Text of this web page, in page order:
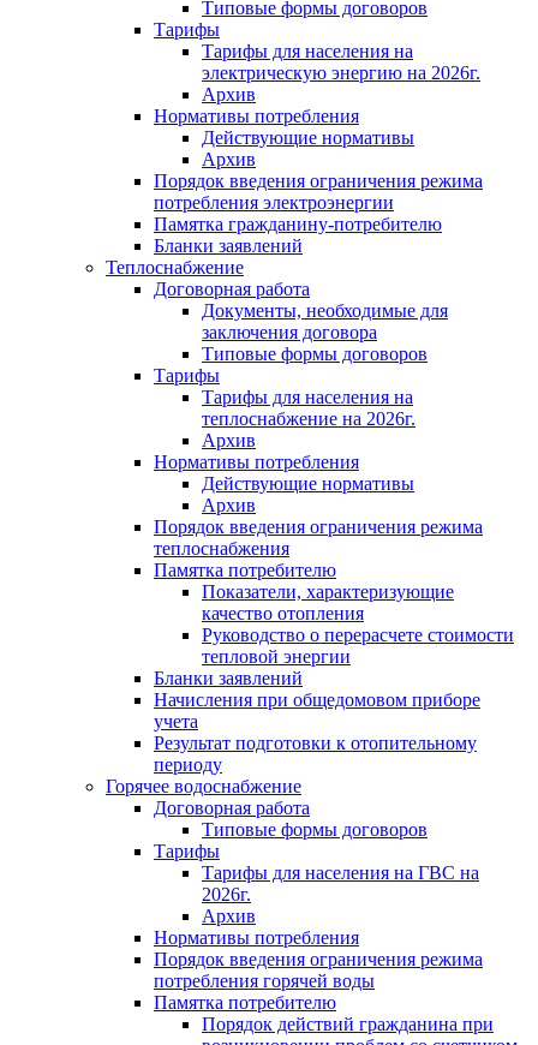
Типовые формы договоров
Тарифы
Тарифы для населения на
электрическую энергию на 2026г.
Архив
Нормативы потребления
Действующие нормативы
Архив
Порядок введения ограничения режима
потребления электроэнергии
Памятка гражданину-потребителю
Бланки заявлений
Теплоснабжение
Договорная работа
Документы, необходимые для
заключения договора
Типовые формы договоров
Тарифы
Тарифы для населения на
теплоснабжение на 2026г.
Архив
Нормативы потребления
Действующие нормативы
Архив
Порядок введения ограничения режима
теплоснабжения
Памятка потребителю
Показатели, характеризующие
качество отопления
Руководство о перерасчете стоимости
тепловой энергии
Бланки заявлений
Начисления при общедомовом приборе
учета
Результат подготовки к отопительному
периоду
Горячее водоснабжение
Договорная работа
Типовые формы договоров
Тарифы
Тарифы для населения на ГВС на
2026г.
Архив
Нормативы потребления
Порядок введения ограничения режима
потребления горячей воды
Памятка потребителю
Порядок действий гражданина при